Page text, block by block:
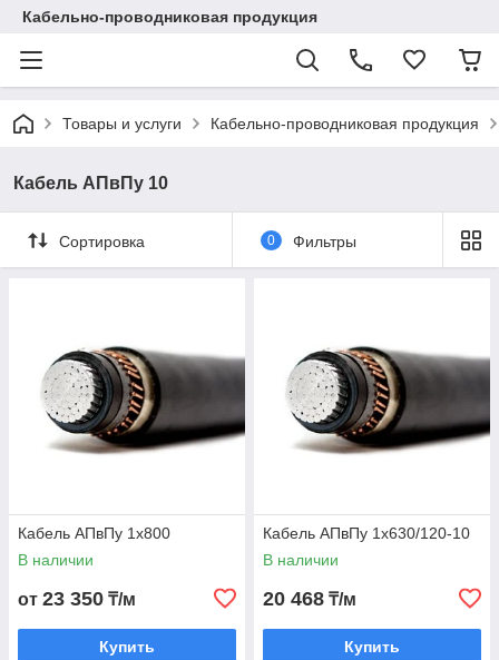
Кабельно-проводниковая продукция
Товары и услуги Кабельно-проводниковая продукция
Кабель АПвПу 10
Сортировка 0 Фильтры
Кабель АПвПу 1х800
В наличии
от 23 350 ₸/м
Купить
Кабель АПвПу 1х630/120-10
В наличии
20 468 ₸/м
Купить